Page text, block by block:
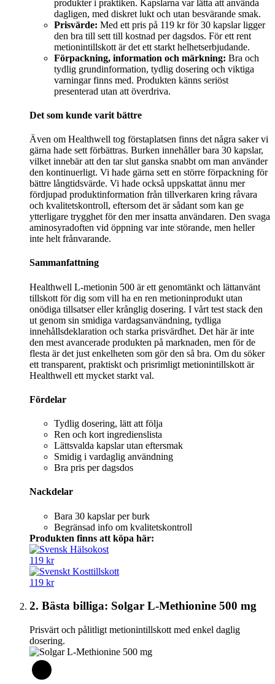
produkter i praktiken. Kapslarna var lätta att använda
dagligen, med diskret lukt och utan besvärande smak.
Prisvärde: Med ett pris på 119 kr för 30 kapslar ligger
den bra till sett till kostnad per dagsdos. För ett rent
metionintillskott är det ett starkt helhetserbjudande.
Förpackning, information och märkning: Bra och
tydlig grundinformation, tydlig dosering och viktiga
varningar finns med. Produkten känns seriöst
presenterad utan att överdriva.
Det som kunde varit bättre
Även om Healthwell tog förstaplatsen finns det några saker vi
gärna hade sett förbättras. Burken innehåller bara 30 kapslar,
vilket innebär att den tar slut ganska snabbt om man använder
den kontinuerligt. Vi hade gärna sett en större förpackning för
bättre långtidsvärde. Vi hade också uppskattat ännu mer
fördjupad produktinformation från tillverkaren kring råvara
och kvalitetskontroll, eftersom det är sådant som kan ge
ytterligare trygghet för den mer insatta användaren. Den svaga
aminosyradoften vid öppning var inte störande, men heller
inte helt frånvarande.
Sammanfattning
Healthwell L-metionin 500 är ett genomtänkt och lättanvänt
tillskott för dig som vill ha en ren metioninprodukt utan
onödiga tillsatser eller krånglig dosering. I vårt test stack den
ut genom sin smidiga vardagsanvändning, tydliga
innehållsdeklaration och starka prisvärdhet. Det här är inte
den mest avancerade produkten på marknaden, men för de
flesta är det just enkelheten som gör den så bra. Om du söker
ett transparent, praktiskt och prisrimligt metionintillskott är
Healthwell ett mycket starkt val.
Fördelar
Tydlig dosering, lätt att följa
Ren och kort ingredienslista
Lättsvalda kapslar utan eftersmak
Smidig i vardaglig användning
Bra pris per dagsdos
Nackdelar
Bara 30 kapslar per burk
Begränsad info om kvalitetskontroll
Produkten finns att köpa här:
119 kr
119 kr
2. Bästa billiga: Solgar L-Methionine 500 mg
Prisvärt och pålitligt metionintillskott med enkel daglig
dosering.